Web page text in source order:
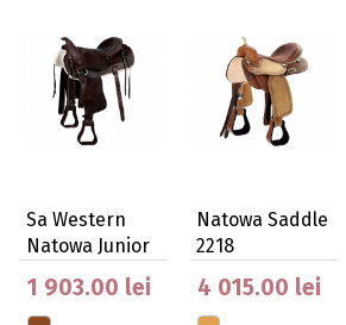
Sa Western
Natowa Junior
1 903.00 lei
Natowa Saddle
2218
4 015.00 lei